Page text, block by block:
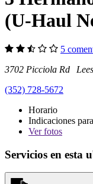
(U-Haul
5
3702 Picciola Rd
(352) 728-5672
Horario
Indicaciones
Verfotos
Servicios en esta